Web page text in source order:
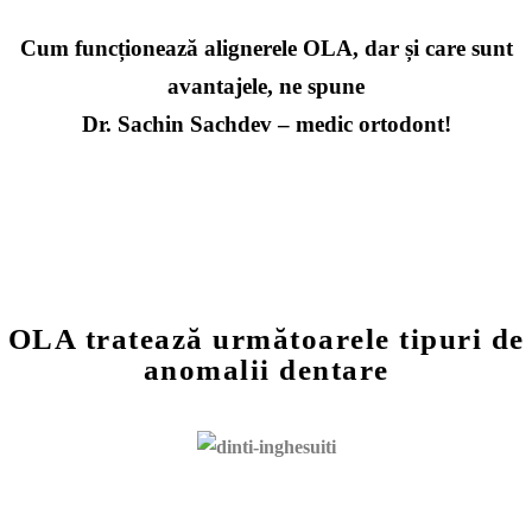
Cum funcționează alignerele OLA, dar și care sunt
avantajele, ne spune
Dr. Sachin Sachdev – medic ortodont!
OLA tratează următoarele tipuri de
anomalii dentare